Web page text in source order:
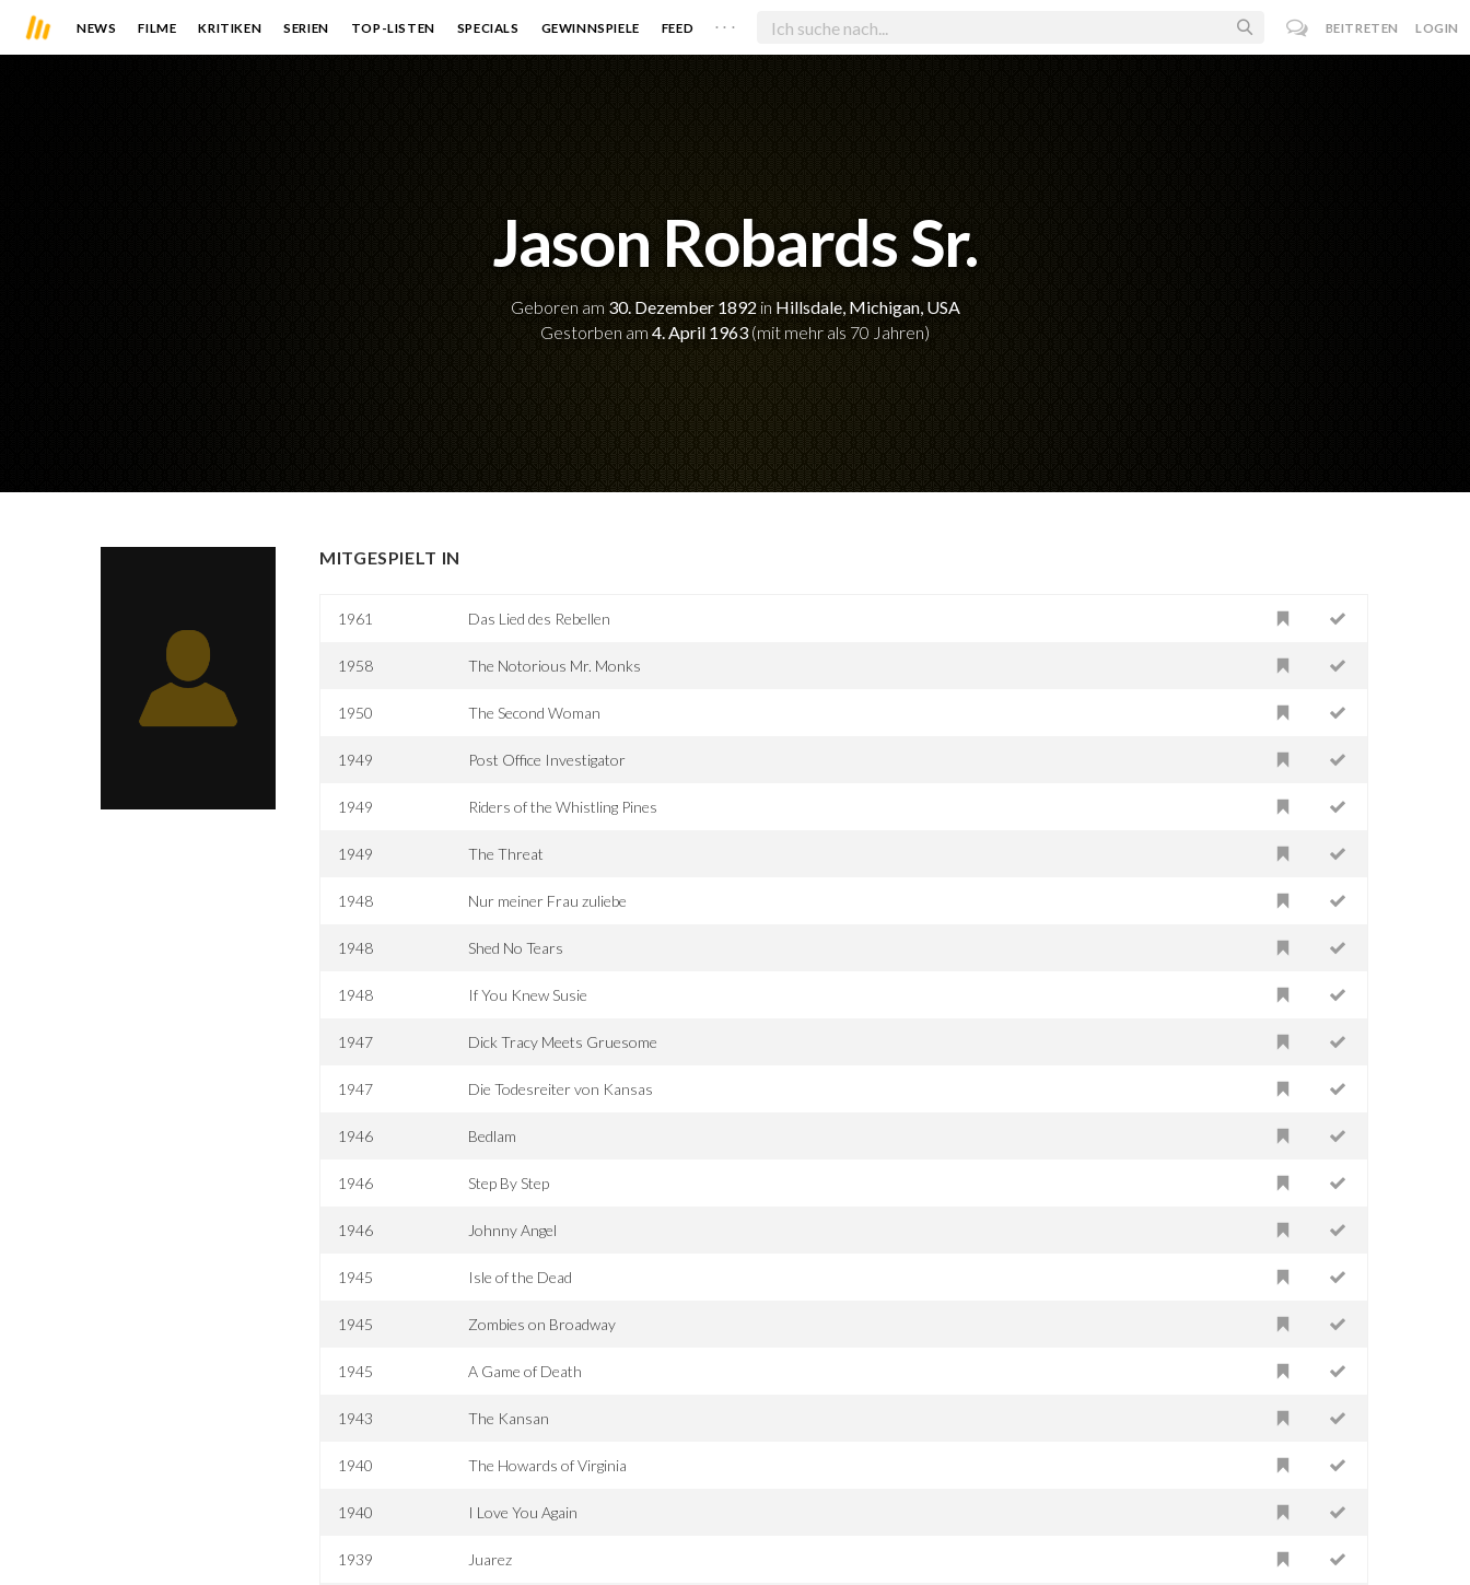
NEWS FILME KRITIKEN SERIEN TOP-LISTEN SPECIALS GEWINNSPIELE FEED . . . BEITRETEN LOGIN
Jason Robards Sr.
Geboren am 30. Dezember 1892in Hillsdale, Michigan, USA
Gestorben am 4. April 1963(mit mehr als 70 Jahren)
MITGESPIELT IN
1961 Das Lied des Rebellen
1958 The Notorious Mr. Monks
1950 The Second Woman
1949 Post Office Investigator
1949 Riders of the Whistling Pines
1949 The Threat
1948 Nur meiner Frau zuliebe
1948 Shed No Tears
1948 If You Knew Susie
1947 Dick Tracy Meets Gruesome
1947 Die Todesreiter von Kansas
1946 Bedlam
1946 Step By Step
1946 Johnny Angel
1945 Isle of the Dead
1945 Zombies on Broadway
1945 A Game of Death
1943 The Kansan
1940 The Howards of Virginia
1940 I Love You Again
1939 Juarez